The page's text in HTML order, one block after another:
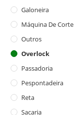
Galoneira
Máquina De Corte
Outros
Overlock
Passadoria
Pespontadeira
Reta
Sacaria